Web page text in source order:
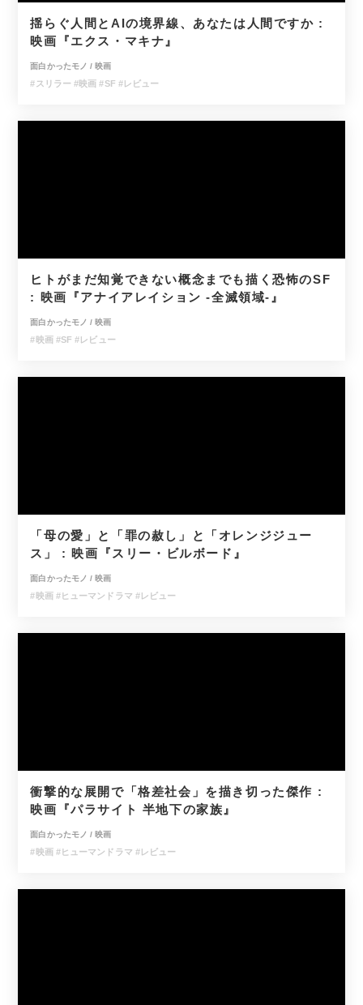
揺らぐ人間とAIの境界線、あなたは人間ですか :
映画『エクス・マキナ』
面白かったモノ / 映画
#スリラー#映画#SF #レビュー
ヒトがまだ知覚できない概念までも描く恐怖のSF
: 映画『アナイアレイション -全滅領域-』
面白かったモノ / 映画
#映画 #SF#レビュー
「母の愛」と「罪の赦し」と「オレンジジュー
ス」 : 映画『スリー・ビルボード』
面白かったモノ / 映画
#映画 #ヒューマンドラマ #レビュー
衝撃的な展開で「格差社会」を描き切った傑作 :
映画『パラサイト 半地下の家族』
面白かったモノ / 映画
#映画 #ヒューマンドラマ #レビュー